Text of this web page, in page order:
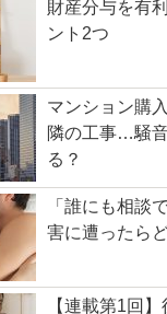
財産分与を有
ント2つ
マンション購
隣の工事…騒
る？
「誰にも相談
害に遭ったら
【連載第1回